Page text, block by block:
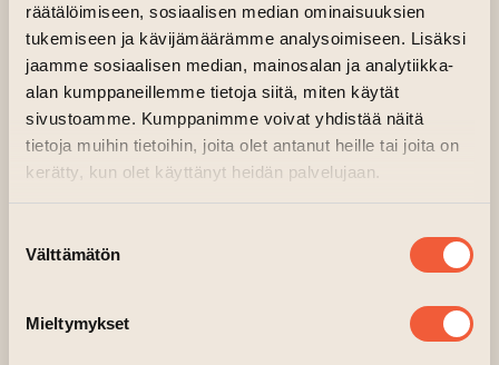
räätälöimiseen, sosiaalisen median ominaisuuksien
tukemiseen ja kävijämäärämme analysoimiseen. Lisäksi
jaamme sosiaalisen median, mainosalan ja analytiikka-
alan kumppaneillemme tietoja siitä, miten käytät
sivustoamme. Kumppanimme voivat yhdistää näitä
tietoja muihin tietoihin, joita olet antanut heille tai joita on
kerätty, kun olet käyttänyt heidän palvelujaan.
valinta
Välttämätön
Mieltymykset
Taide koristaa parkkimittareita!
Taiteilijoiden suunnittelemat ilmeet on teipattu
pysäköintiautomaatteihin neljällä alueella
Turun keskustassa ja sen lähiympäristössä:
ydinkeskusta, Linnanniemi, Vanhakaupunki ja
kaupungin kulttuurin kärkihankkeen,
yhteistyönä. Lisätietoa
parkkimittarihankkeesta: